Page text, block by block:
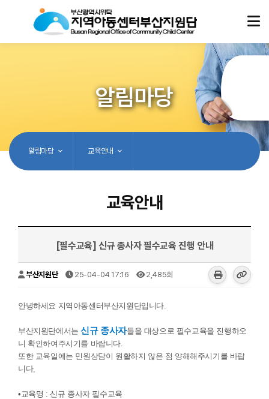
알림마당
알림마당 교육안내
교육안내
[필수교육] 신규 종사자 필수교육 진행 안내
부산지원단 25-04-04 17:16 2,485회
​안녕하세요 지역아동센터부산지원단입니다.
부산지원단에서는 신규 종사자들을 대상으로 필수교육을 진행하오
니 확인하여주시기를 바랍니다.
또한 교육일에는 민원상담이 원활하지 않은 점 양해해주시기를 바랍
니다,
•교육명 : 신규 종사자 필수교육